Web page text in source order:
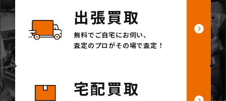
出張買取
無料でご自宅にお伺い、
査定のプロがその場で査定！
宅配買取